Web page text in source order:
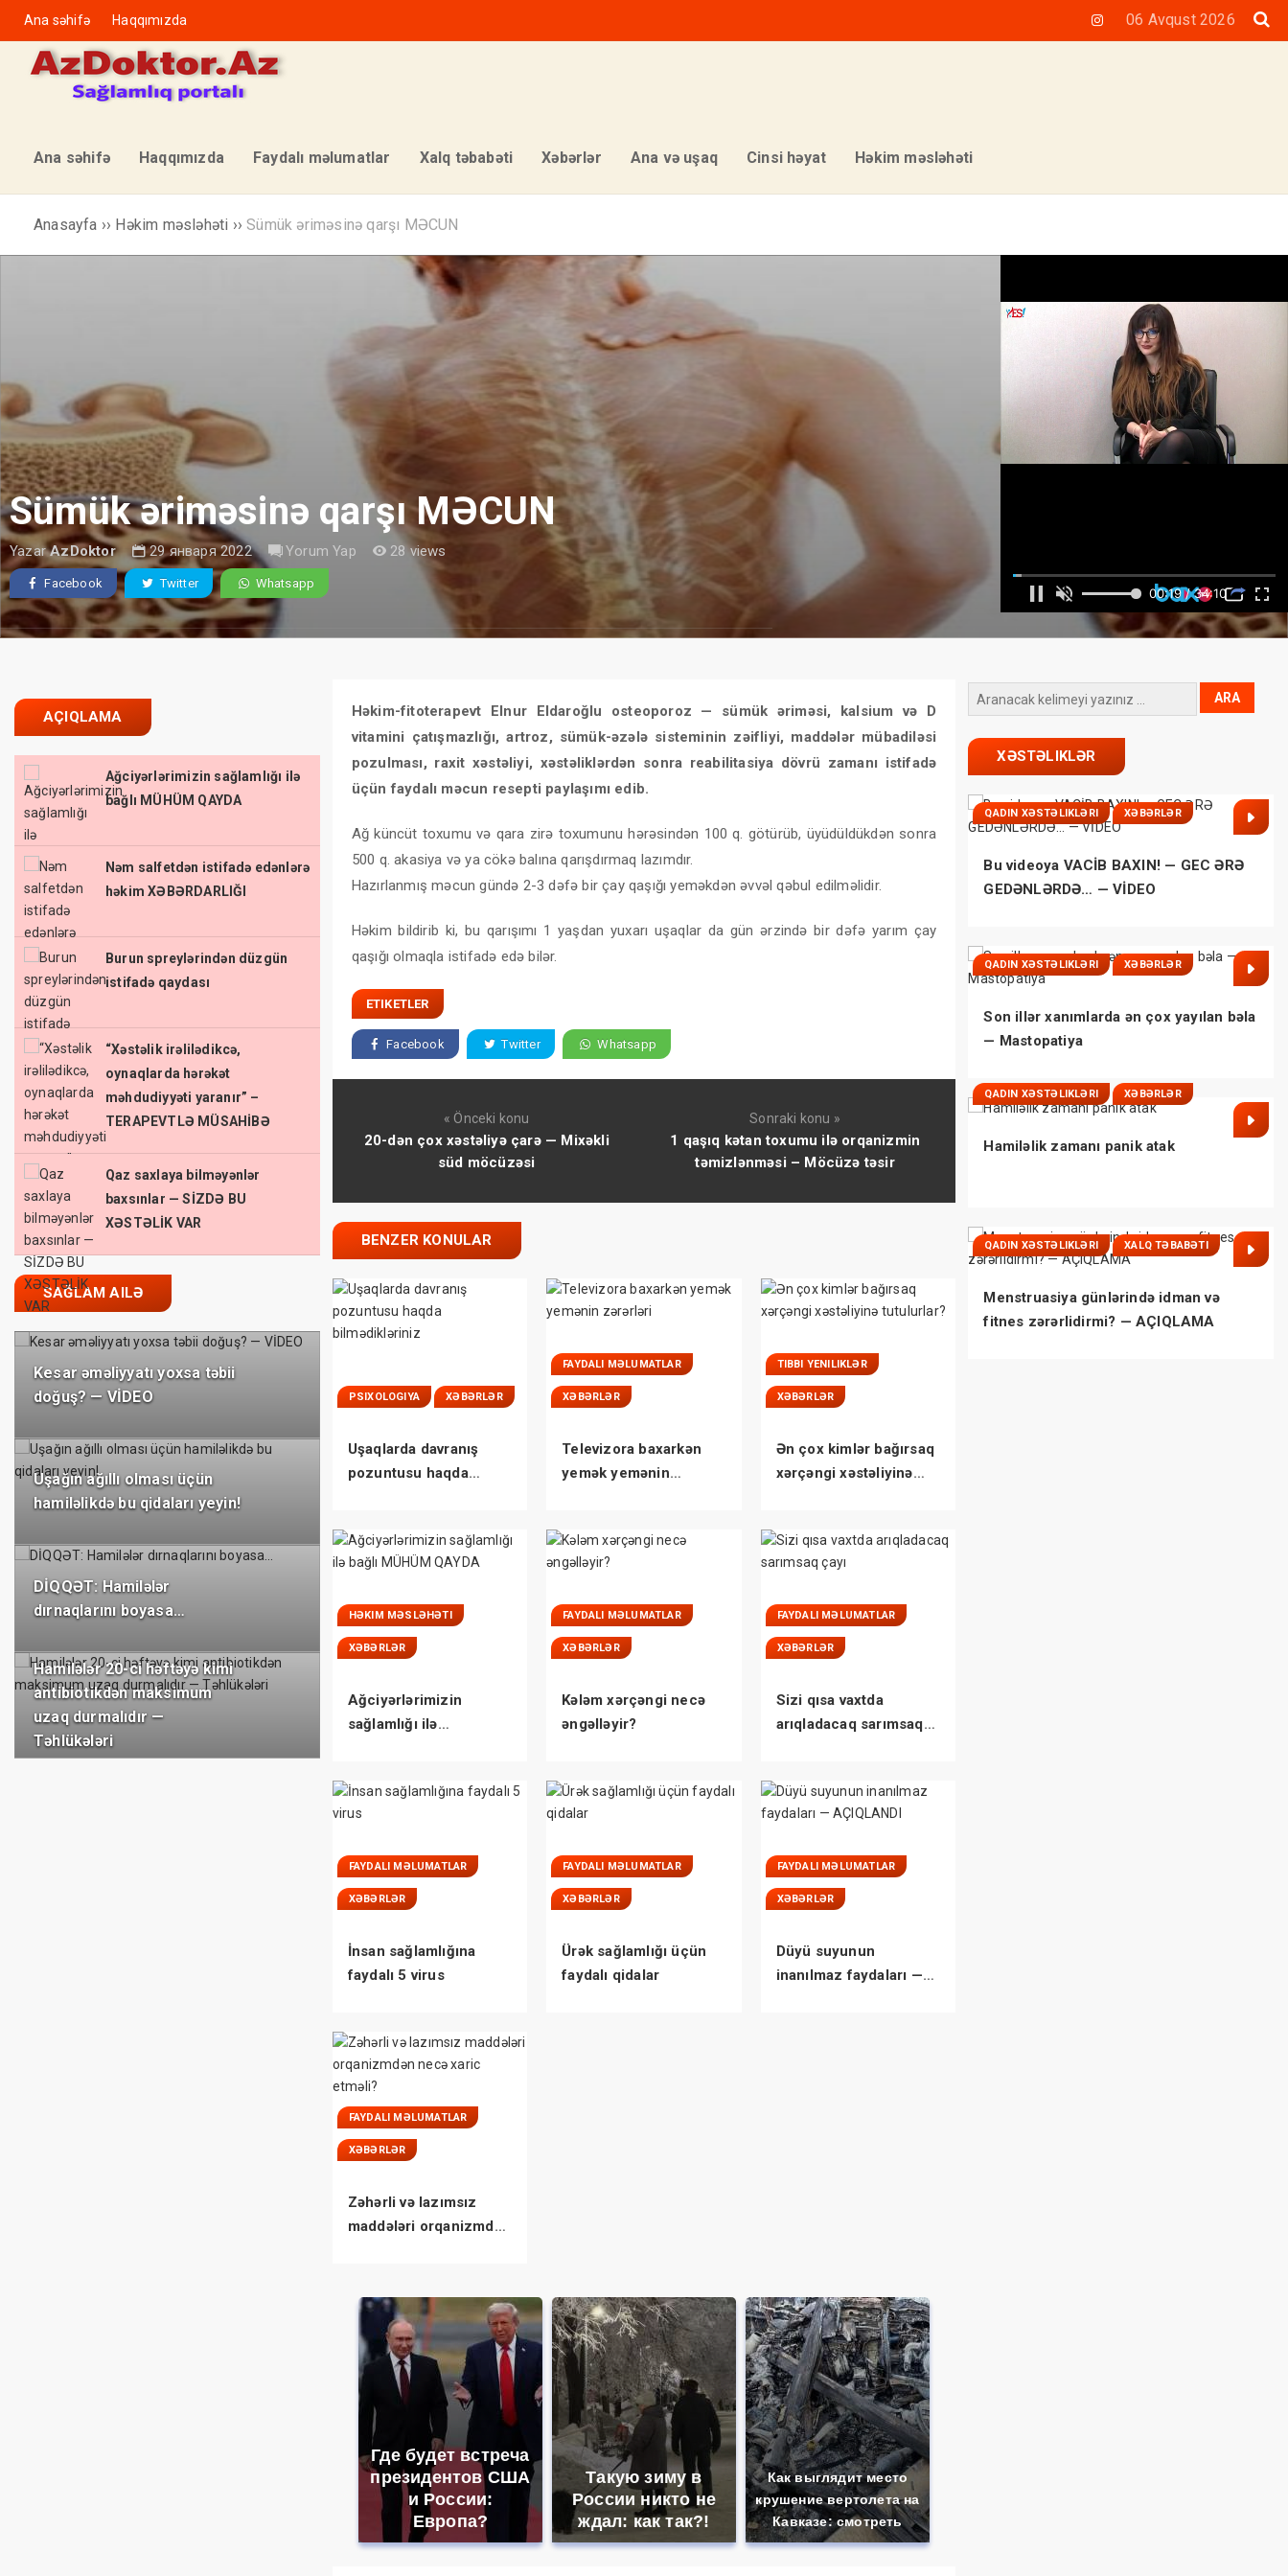
06 Avqust 2026
Ana səhifə Haqqımızda
Ana səhifə Haqqımızda Faydalı məlumatlar Xalq təbabəti Xəbərlər Ana və uşaq Cinsi həyat Həkim məsləhəti
Anasayfa ›› Həkim məsləhəti ››Sümük əriməsinə qarşı MƏCUN
Sümük əriməsinə qarşı MƏCUN
YazarAzDoktor 29 января 2022 Yorum Yap 28 views
Facebook Twitter Whatsapp
AÇIQLAMA
Ağciyərlərimizin sağlamlığı ilə
bağlı MÜHÜM QAYDA
Nəm salfetdən istifadə edənlərə
həkim XƏBƏRDARLIĞI
Burun spreylərindən düzgün
istifadə qaydası
“Xəstəlik irəlilədikcə,
oynaqlarda hərəkət
məhdudiyyəti yaranır” –
TERAPEVTLƏ MÜSAHİBƏ
Qaz saxlaya bilməyənlər
baxsınlar — SİZDƏ BU
XƏSTƏLİK VAR
SAĞLAM AILƏ
Kesar əməliyyatı yoxsa təbii
doğuş? — VİDEO
Uşağın ağıllı olması üçün
hamiləlikdə bu qidaları yeyin!
DİQQƏT: Hamilələr
dırnaqlarını boyasa…
Hamilələr 20-ci həftəyə kimi
antibiotikdən maksimum
uzaq durmalıdır —
Təhlükələri
Həkim-fitoterapevt Elnur Eldaroğlu osteoporoz — sümük əriməsi, kalsium və D
vitamini çatışmazlığı, artroz, sümük-əzələ sisteminin zəifliyi, maddələr mübadiləsi
pozulması, raxit xəstəliyi, xəstəliklərdən sonra reabilitasiya dövrü zamanı istifadə
üçün faydalı məcun resepti paylaşımı edib.
Ağ küncüt toxumu və qara zirə toxumunu hərəsindən 100 q. götürüb, üyüdüldükdən sonra
500 q. akasiya və ya cökə balına qarışdırmaq lazımdır.
Hazırlanmış məcun gündə 2-3 dəfə bir çay qaşığı yeməkdən əvvəl qəbul edilməlidir.
Həkim bildirib ki, bu qarışımı 1 yaşdan yuxarı uşaqlar da gün ərzində bir dəfə yarım çay
qaşığı olmaqla istifadə edə bilər.
ETIKETLER
Facebook Twitter Whatsapp
« Önceki konu
20-dən çox xəstəliyə çarə — Mixəkli
süd möcüzəsi
Sonraki konu »
1 qaşıq kətan toxumu ilə orqanizmin
təmizlənməsi – Möcüzə təsir
BENZER KONULAR
PSIXOLOGIYA XƏBƏRLƏR
Uşaqlarda davranış
pozuntusu haqda
FAYDALI MƏLUMATLAR
XƏBƏRLƏR
Televizora baxarkən
yemək yemənin
TIBBI YENILIKLƏR
XƏBƏRLƏR
Ən çox kimlər bağırsaq
xərçəngi xəstəliyinə
HƏKIM MƏSLƏHƏTI
XƏBƏRLƏR
Ağciyərlərimizin
sağlamlığı ilə
FAYDALI MƏLUMATLAR
XƏBƏRLƏR
Kələm xərçəngi necə
əngəlləyir?
FAYDALI MƏLUMATLAR
XƏBƏRLƏR
Sizi qısa vaxtda
arıqladacaq sarımsaq
FAYDALI MƏLUMATLAR
XƏBƏRLƏR
İnsan sağlamlığına
faydalı 5 virus
FAYDALI MƏLUMATLAR
XƏBƏRLƏR
Ürək sağlamlığı üçün
faydalı qidalar
FAYDALI MƏLUMATLAR
XƏBƏRLƏR
Düyü suyunun
inanılmaz faydaları —
FAYDALI MƏLUMATLAR
XƏBƏRLƏR
Zəhərli və lazımsız
maddələri orqanizmdən
Где будет встреча
президентов США
и России:
Европа?
Такую зиму в
России никто не
ждал: как так?!
Как выглядит место
крушение вертолета на
Кавказе: смотреть
XƏSTƏLIKLƏR
QADIN XƏSTƏLIKLƏRI XƏBƏRLƏR
Bu videoya VACİB BAXIN! — GEC ƏRƏ
GEDƏNLƏRDƏ… — VİDEO
QADIN XƏSTƏLIKLƏRI XƏBƏRLƏR
Son illər xanımlarda ən çox yayılan bəla
— Mastopatiya
QADIN XƏSTƏLIKLƏRI XƏBƏRLƏR
Hamiləlik zamanı panik atak
QADIN XƏSTƏLIKLƏRI XALQ TƏBABƏTI
Menstruasiya günlərində idman və
fitnes zərərlidirmi? — AÇIQLAMA